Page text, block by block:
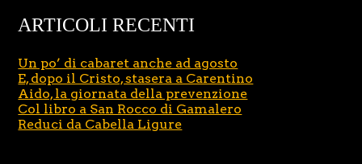
ARTICOLI RECENTI
Un po’ di cabaret anche ad agosto
E, dopo il Cristo, stasera a Carentino
Aido, la giornata della prevenzione
Col libro a San Rocco di Gamalero
Reduci da Cabella Ligure